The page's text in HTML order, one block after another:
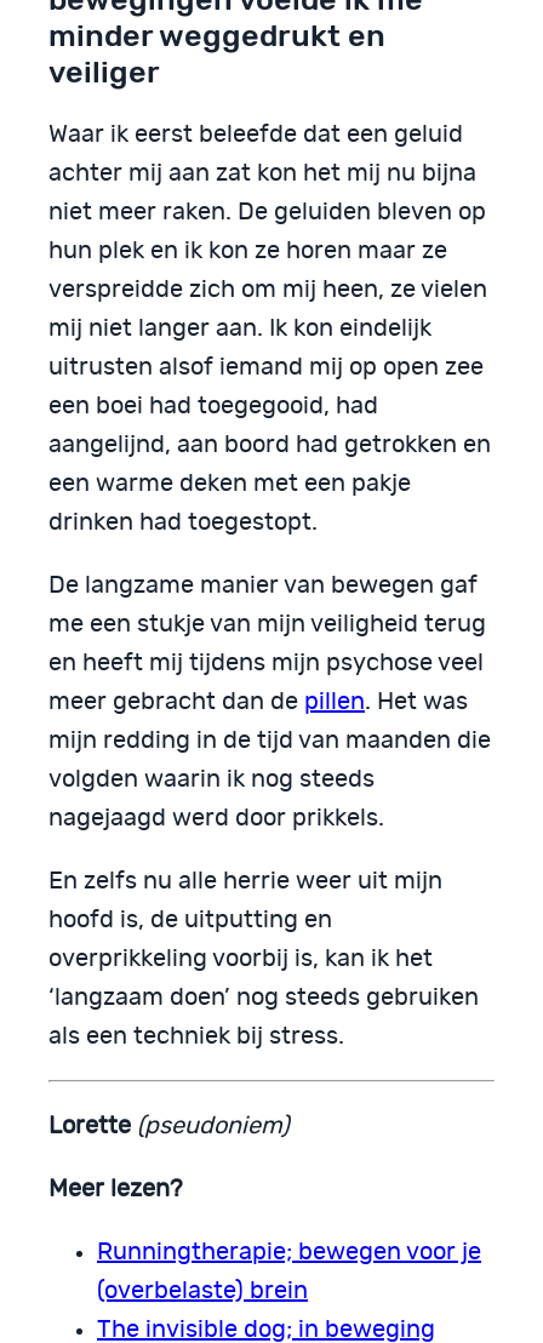
minder weggedrukt en
veiliger
Waar ik eerst beleefde dat een geluid
achter mij aan zat kon het mij nu bijna
niet meer raken. De geluiden bleven op
hun plek en ik kon ze horen maar ze
verspreidde zich om mij heen, ze vielen
mij niet langer aan. Ik kon eindelijk
uitrusten alsof iemand mij op open zee
een boei had toegegooid, had
aangelijnd, aan boord had getrokken en
een warme deken met een pakje
drinken had toegestopt.
De langzame manier van bewegen gaf
me een stukje van mijn veiligheid terug
en heeft mij tijdens mijn psychose veel
meer gebracht dan de pillen. Het was
mijn redding in de tijd van maanden die
volgden waarin ik nog steeds
nagejaagd werd door prikkels.
En zelfs nu alle herrie weer uit mijn
hoofd is, de uitputting en
overprikkeling voorbij is, kan ik het
‘langzaam doen’ nog steeds gebruiken
als een techniek bij stress.
Lorette (pseudoniem)
Meer lezen?
Runningtherapie; bewegen voor je
(overbelaste) brein
The invisible dog; in beweging